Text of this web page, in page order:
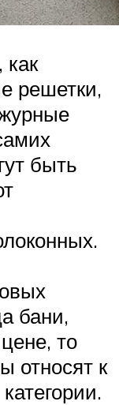
как
решетки,
быть
бани,
то
относят к